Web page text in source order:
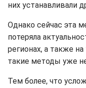
них устанавливали
Однако сейчас эта
потеряла
регионах, а также
такие методы уже
Тем более, что